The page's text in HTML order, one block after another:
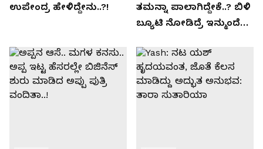
ಉಪೇಂದ್ರ ಹೇಳಿದ್ದೇನು..?!
ತಮನ್ನಾ ಪಾಲಾಗಿದ್ದೇಕೆ..? ಬಿಳಿ
ಬ್ಯೂಟಿ ನೋಡಿದ್ರೆ ಇನ್ಮುಂದೆ